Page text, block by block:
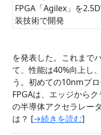
を発表した。これまで
て、性能は40%向上し
う。初めての10nmプ
FPGAは、エッジから
の半導体アクセラレー
は？ [→続きを読む]